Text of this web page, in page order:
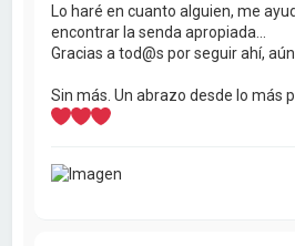
Lo haré en cuanto alguien, me
encontrar la senda apropiada...
Gracias a tod@s por seguir ahí,
Sin más. Un abrazo desde lo más